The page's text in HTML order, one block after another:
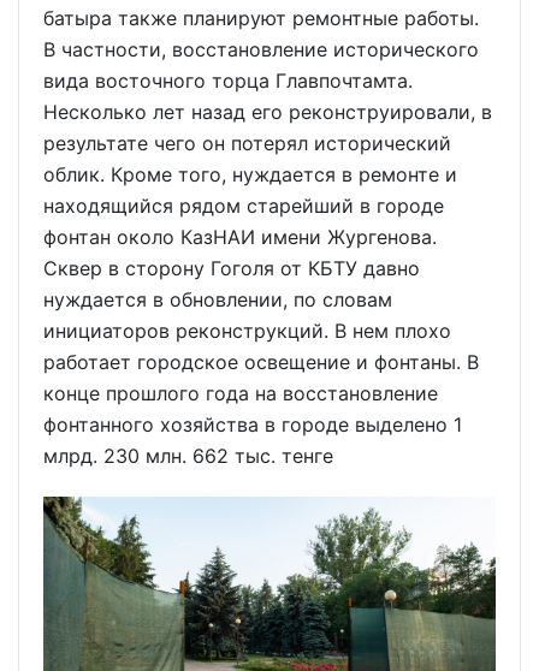
батыра также планируют ремонтные работы.
В частности, восстановление исторического
вида восточного торца Главпочтамта.
Несколько лет назад его реконструировали, в
результате чего он потерял исторический
облик. Кроме того, нуждается в ремонте и
находящийся рядом старейший в городе
фонтан около КазНАИ имени Жургенова.
Сквер в сторону Гоголя от КБТУ давно
нуждается в обновлении, по словам
инициаторов реконструкций. В нем плохо
работает городское освещение и фонтаны. В
конце прошлого года на восстановление
фонтанного хозяйства в городе выделено 1
млрд. 230 млн. 662 тыс. тенге